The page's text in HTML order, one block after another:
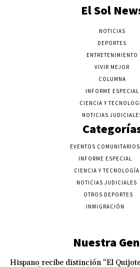
El Sol
NOTICIAS
DEPORTES
ENTRETENIMIENTO
VIVIR MEJOR
COLUMNA
INFORME ESPECIAL
CIENCIA Y
NOTICIAS
EVENTOS COMUNITARIOS
INFORME ESPECIAL
CIENCIA Y TECNOLOGÍA
NOTICIAS JUDICIALES
OTROS DEPORTES
INMIGRACIÓN
Nuestra
Hispano recibe distinción “El